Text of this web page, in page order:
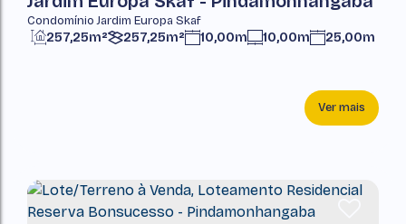
Condomínio Jardim Europa Skaf
257,25m² 257,25m² 10,00m 10,00m 25,00m
Ver mais